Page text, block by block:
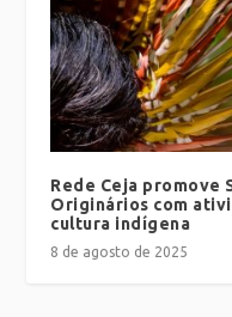
Rede Ceja promove
Originários com
cultura indígena
8 de agosto de 2025